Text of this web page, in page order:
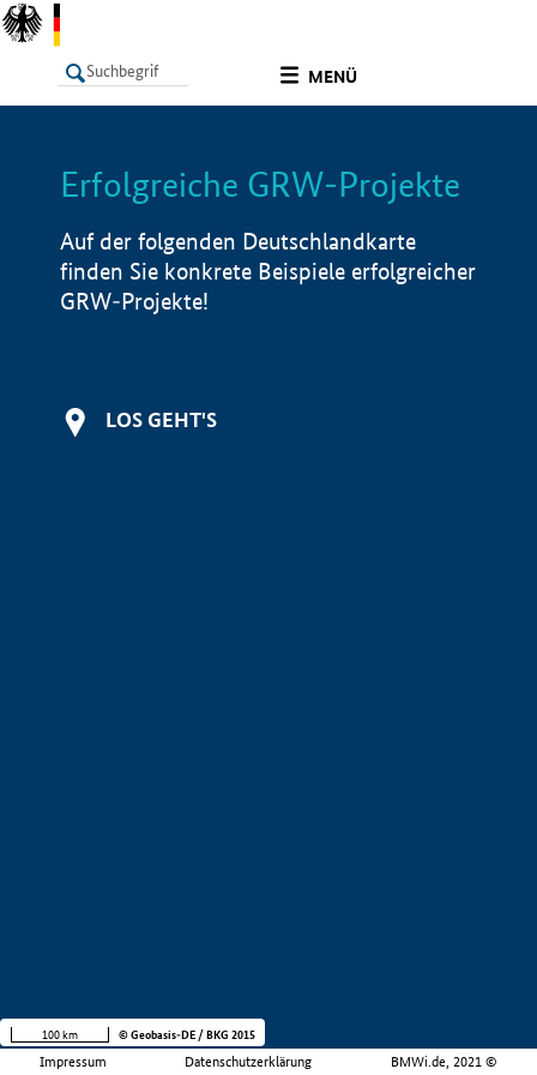
MENÜ
LISTE Info
Erfolgreiche GRW-Projekte
Auf der folgenden Deutschlandkarte
finden Sie konkrete Beispiele erfolgreicher
GRW-Projekte!
LOS GEHT'S
Impressum Datenschutzerklärung BMWi.de, 2021 ©
100 km © Geobasis-DE / BKG 2015